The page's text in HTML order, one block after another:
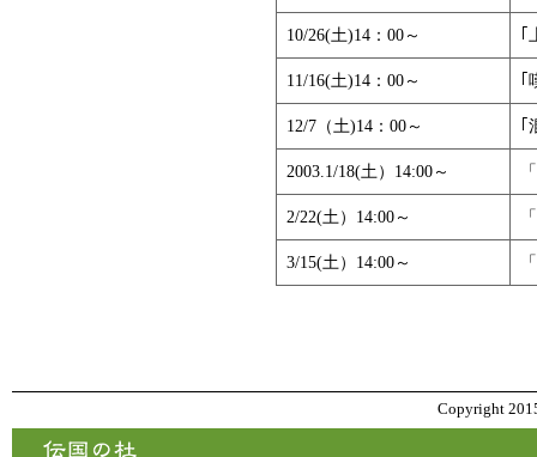
10/26(土)14：00～
11/16(土)14：00～
12/7（土)14：00～
2003.1/18(土）14:00～
2/22(土）14:00～
3/15(土）14:00～
Copyright